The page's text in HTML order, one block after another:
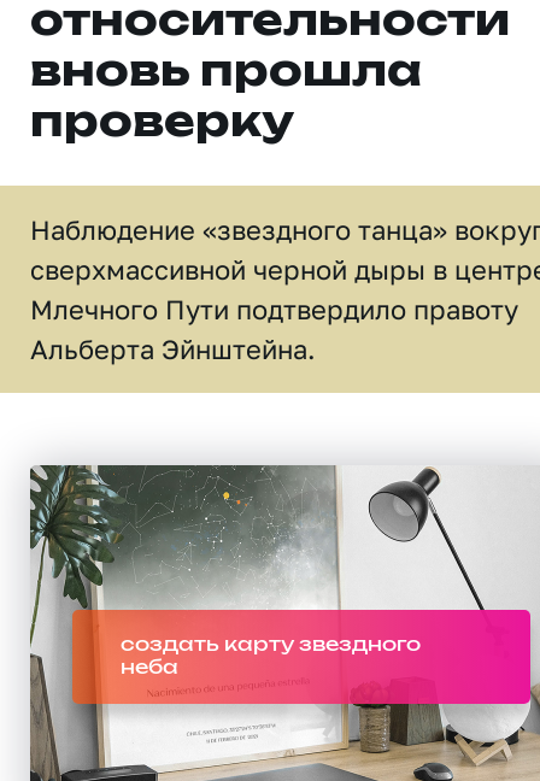
относительности
вновь прошла
проверку
Наблюдение «звездного танца»
сверхмассивной черной дыры в
Млечного Пути подтвердило правоту
Альберта Эйнштейна.
создать карту звездного
неба